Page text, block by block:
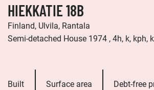
HIEKKATIE 18B
Finland, Ulvila, Rantala
Semi-detached House 1974 , 4h, k, kph,
Built Surface area Debt-free